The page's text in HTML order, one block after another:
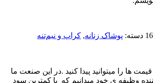
دسته: پوشاک زنانه, کراپ و نیم‌تنه
ها را میتوانید پیدا کنید .در این صنعت ما
وظیفه ی خود میدانیم که با کمترین سود